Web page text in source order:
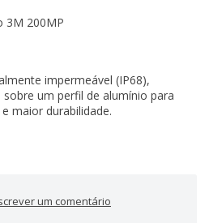
3M 200MP
impermeável (IP68),
um perfil de alumínio para
maior durabilidade.
um comentário